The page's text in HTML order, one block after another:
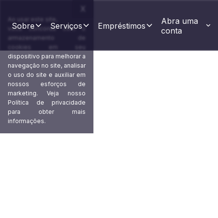
X
Ao usar este site,
você concorda com o
armazenamento de
cookies em seu
dispositivo para melhorar a
navegação no site, analisar
o uso do site e auxiliar em
nossos esforços de
marketing. Veja nosso
Política de privacidade
para obter mais
informações.
Sobre Serviços Empréstimos
Abra uma
conta
Garanta transações
pagamentos seguros em